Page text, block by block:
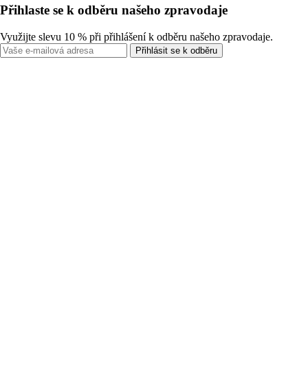
Přihlaste se k odběru našeho zpravodaje
Využijte slevu 10 % při přihlášení k odběru našeho zpravodaje.
Přihlásit se k odběru